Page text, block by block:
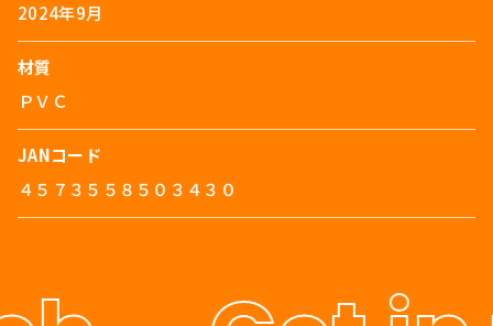
2024年9月
材質
ＰＶＣ
JANコード
４５７３５５８５０３４３０